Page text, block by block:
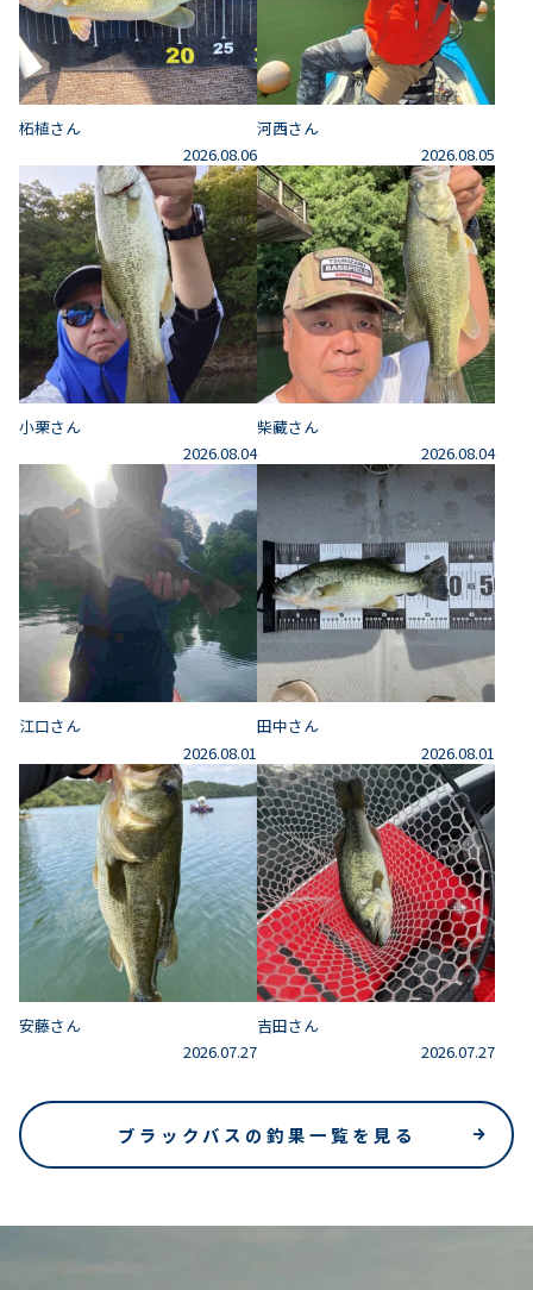
柘植さん
2026.08.06
河西さん
2026.08.05
小栗さん
2026.08.04
柴藏さん
2026.08.04
江口さん
2026.08.01
田中さん
2026.08.01
安藤さん
2026.07.27
吉田さん
2026.07.27
ブラックバスの釣果一覧を見る